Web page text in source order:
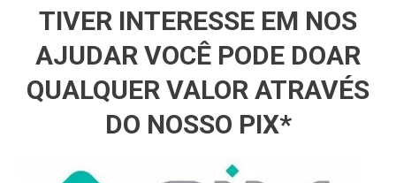
TIVER INTERESSE EM NOS
AJUDAR VOCÊ PODE DOAR
QUALQUER VALOR ATRAVÉS
DO NOSSO PIX*